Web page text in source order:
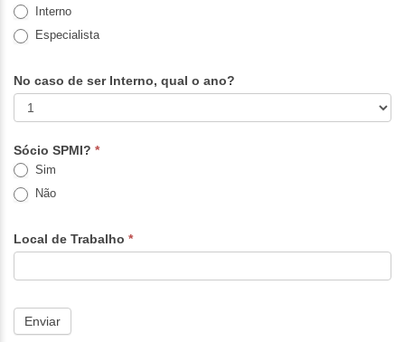
Interno
Especialista
No caso de ser Interno, qual o ano?
Sócio SPMI? *
Sim
Não
Local de Trabalho *
Enviar